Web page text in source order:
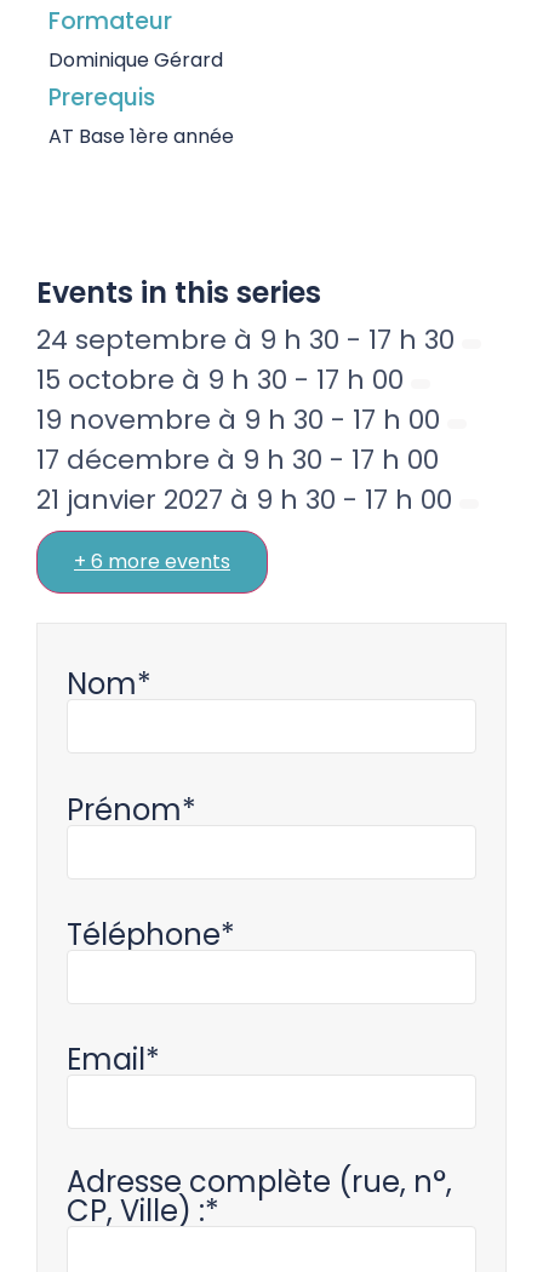
Formateur
Dominique Gérard
Prerequis
AT Base 1ère année
Events in this series
24 septembre à 9 h 30 - 17 h 30
15 octobre à 9 h 30 - 17 h 00
19 novembre à 9 h 30 - 17 h 00
17 décembre à 9 h 30 - 17 h 00
21 janvier 2027 à 9 h 30 - 17 h 00
+ 6 more events
Nom*
Prénom*
Téléphone*
Email*
Adresse complète (rue, n°,
CP, Ville) :*